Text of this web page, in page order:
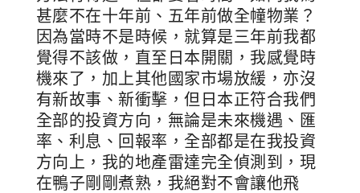
甚麼不在十年前、五年前做全幢物業？
因為當時不是時候，就算是三年前我都
覺得不該做，直至日本開關，我感覺時
機來了，加上其他國家市場放緩，亦沒
有新故事、新衝擊，但日本正符合我們
全部的投資方向，無論是未來機遇、匯
率、利息、回報率，全部都是在我投資
方向上，我的地產雷達完全偵測到，現
在鴨子剛剛煮熟，我絕對不會讓他飛